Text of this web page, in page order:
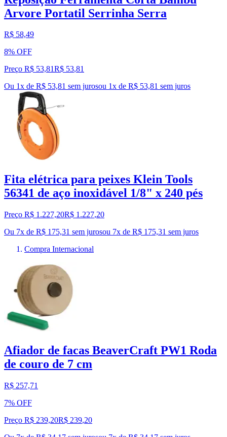
Arvore Portatil Serrinha Serra
R$ 58,49
8% OFF
Preço R$ 53,81R$ 53,81
Ou 1x de R$ 53,81 sem jurosou 1x de R$ 53,81 sem juros
Fita elétrica para peixes Klein Tools
56341 de aço inoxidável 1/8" x 240 pés
Preço R$ 1.227,20R$ 1.227,20
Ou 7x de R$ 175,31 sem jurosou 7x de R$ 175,31 sem juros
Compra Internacional
Afiador de facas BeaverCraft PW1 Roda
de couro de 7 cm
R$ 257,71
7% OFF
Preço R$ 239,20R$ 239,20